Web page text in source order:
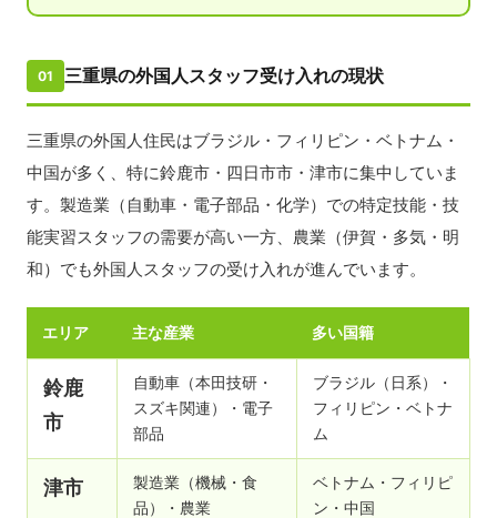
01 三重県の外国人スタッフ受け入れの現状
三重県の外国人住民はブラジル・フィリピン・ベトナム・
中国が多く、特に鈴鹿市・四日市市・津市に集中していま
す。製造業（自動車・電子部品・化学）での特定技能・技
能実習スタッフの需要が高い一方、農業（伊賀・多気・明
和）でも外国人スタッフの受け入れが進んでいます。
エリア 主な産業 多い国籍
鈴鹿
市
自動車（本田技研・
スズキ関連）・電子
部品
ブラジル（日系）・
フィリピン・ベトナ
ム
津市
製造業（機械・食
品）・農業
ベトナム・フィリピ
ン・中国